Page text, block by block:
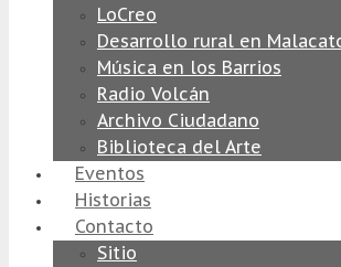
LoCreo
Desarrollo rural en
Música en los Barrios
Radio Volcán
Archivo Ciudadano
Biblioteca del Arte
Eventos
Historias
Contacto
Sitio